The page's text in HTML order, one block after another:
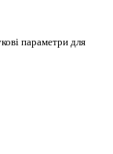
параметри для